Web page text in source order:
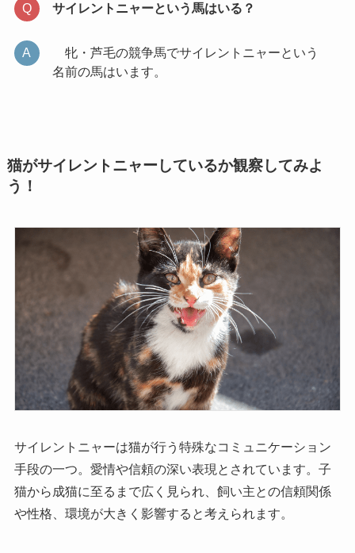
サイレントニャーという馬はいる？
牝・芦毛の競争馬でサイレントニャーという
名前の馬はいます。
猫がサイレントニャーしているか観察してみよ
う！
サイレントニャーは猫が行う特殊なコミュニケーション
手段の一つ。愛情や信頼の深い表現とされています。子
猫から成猫に至るまで広く見られ、飼い主との信頼関係
や性格、環境が大きく影響すると考えられます。